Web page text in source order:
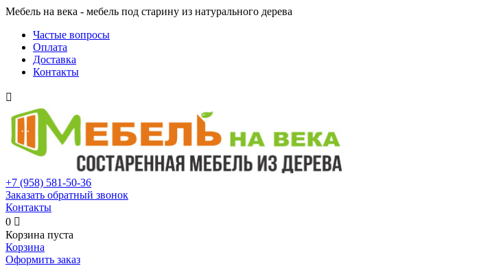
Мебель на века - мебель под старину из натурального дерева
Частые вопросы
Оплата
Доставка
Контакты

+7 (958) 581-50-36
Заказать обратный звонок
Контакты
0 
Корзина пуста
Корзина
Оформить заказ